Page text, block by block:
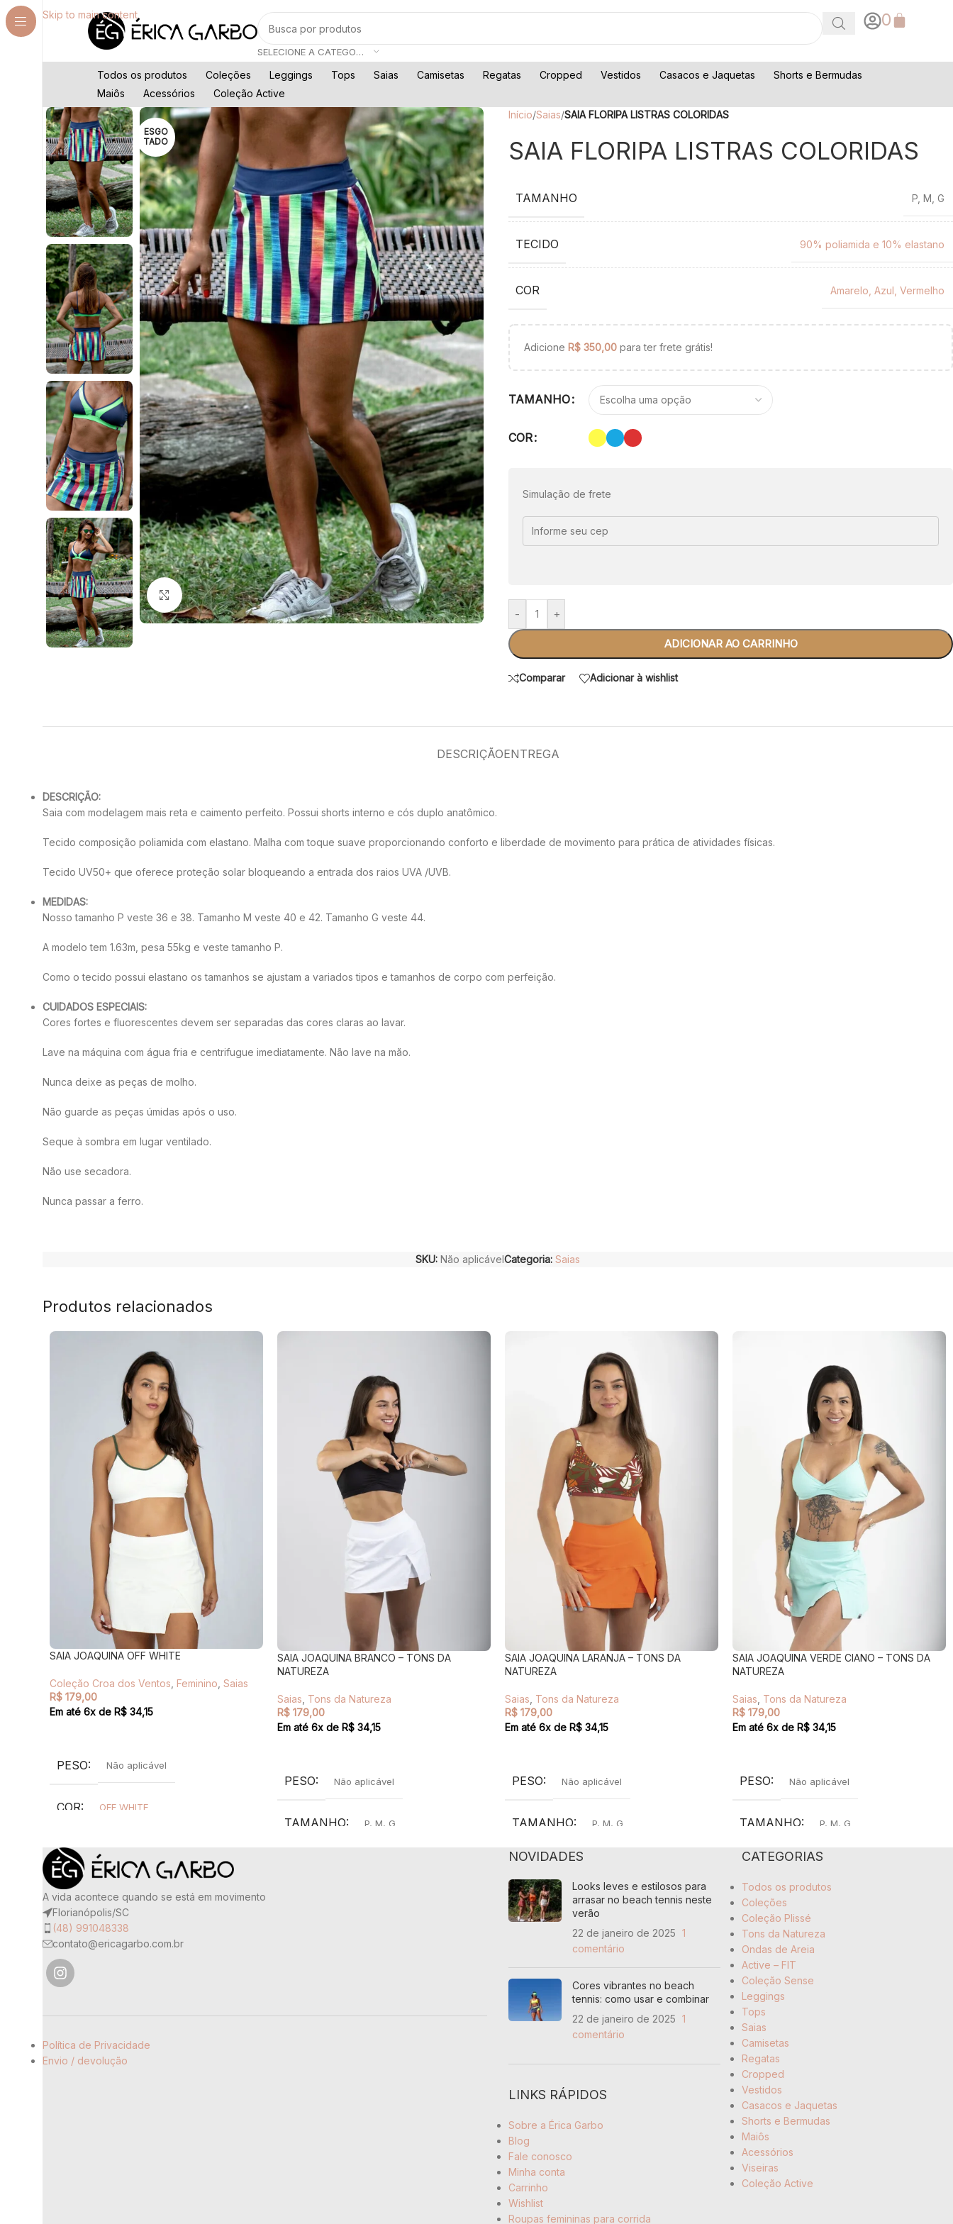
Skip to main content
SELECIONE A CATEGORIA
0
Todos os produtos Coleções Leggings Tops Saias Camisetas Regatas Cropped Vestidos Casacos e Jaquetas
Shorts e Bermudas
Maiôs
Acessórios Coleção Active
ESGO
TADO
Clique para ampliar
Início/Saias/SAIA FLORIPA LISTRAS COLORIDAS
SAIA FLORIPA LISTRAS COLORIDAS
TAMANHO P M G
TECIDO 90% poliamida e 10% elastano
COR Amarelo Azul Vermelho
Adicione R$ 350,00 para ter frete grátis!
TAMANHO
COR
Simulação de frete
- +
ADICIONAR AO CARRINHO
Comparar Adicionar à wishlist
DESCRIÇÃOENTREGA
DESCRIÇÃO:
Saia com modelagem mais reta e caimento perfeito. Possui shorts interno e cós duplo anatômico.
Tecido composição poliamida com elastano. Malha com toque suave proporcionando conforto e liberdade de movimento para prática de atividades físicas.
Tecido UV50+ que oferece proteção solar bloqueando a entrada dos raios UVA /UVB.
MEDIDAS:
Nosso tamanho P veste 36 e 38. Tamanho M veste 40 e 42. Tamanho G veste 44.
A modelo tem 1.63m, pesa 55kg e veste tamanho P.
Como o tecido possui elastano os tamanhos se ajustam a variados tipos e tamanhos de corpo com perfeição.
CUIDADOS ESPECIAIS:
Cores fortes e fluorescentes devem ser separadas das cores claras ao lavar.
Lave na máquina com água fria e centrifugue imediatamente. Não lave na mão.
Nunca deixe as peças de molho.
Não guarde as peças úmidas após o uso.
Seque à sombra em lugar ventilado.
Não use secadora.
Nunca passar a ferro.
SKU: Não aplicávelCategoria: Saias
Produtos relacionados
SAIA JOAQUINA OFF WHITE
Coleção Croa dos Ventos Feminino Saias
R$ 179,00
Em até 6x de R$ 34,15
PESO Não aplicável
COR OFF WHITE
TAMANHO
TECIDO
90% poliamida e 10% elastano
SAIA JOAQUINA BRANCO – TONS DA
NATUREZA
Saias Tons da Natureza
R$ 179,00
Em até 6x de R$ 34,15
PESO Não aplicável
TAMANHO P, M, G
SAIA JOAQUINA LARANJA – TONS DA
NATUREZA
Saias Tons da Natureza
R$ 179,00
Em até 6x de R$ 34,15
PESO Não aplicável
TAMANHO P, M, G
COR
TECIDO
90% poliamida e 10% elastano
SAIA JOAQUINA VERDE CIANO – TONS DA
NATUREZA
Saias Tons da Natureza
R$ 179,00
Em até 6x de R$ 34,15
PESO Não aplicável
TAMANHO P, M, G
COR
TECIDO
90% poliamida e 10% elastano
A vida acontece quando se está em movimento
Florianópolis/SC
(48) 991048338
contato@ericagarbo.com.br
Política de Privacidade
Envio / devolução
NOVIDADES
Looks leves e estilosos para
arrasar no beach tennis neste
verão
22 de janeiro de 2025 1
comentário
Cores vibrantes no beach
tennis: como usar e combinar
22 de janeiro de 2025 1
comentário
LINKS RÁPIDOS
Sobre a Érica Garbo
Blog
Fale conosco
Minha conta
Carrinho
Wishlist
Roupas femininas para corrida
CATEGORIAS
Todos os produtos
Coleções
Coleção Plissé
Tons da Natureza
Ondas de Areia
Active – FIT
Coleção Sense
Leggings
Tops
Saias
Camisetas
Regatas
Cropped
Vestidos
Casacos e Jaquetas
Shorts e Bermudas
Maiôs
Acessórios
Viseiras
Coleção Active